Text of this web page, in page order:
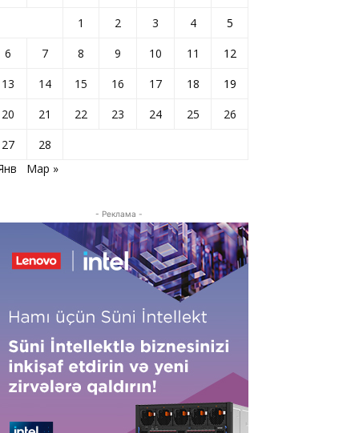
1 2 3 4
5
6
7 8 9 10 11
12
13
14 15 16 17 18
19
20
21 22 23 24 25
26
27
28
Мар »
- Реклама -